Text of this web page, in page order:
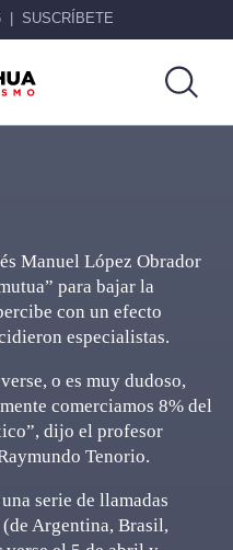
SUSCRÍBETE
Manuel López Obrador
para bajar la
con un efecto
especialistas.
o es muy dudoso,
comerciamos 8% del
dijo el profesor
Tenorio.
serie de llamadas
Argentina, Brasil,